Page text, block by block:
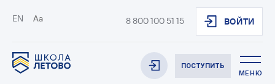
EN Aa 8 800 100 51 15 ВОЙТИ
ПОСТУПИТЬ
МЕНЮ